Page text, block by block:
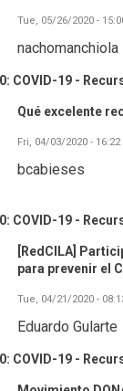
Tue, 05/26/2020 -
nachomanchiola
COVID-19 -
Qué excelente
Fri, 04/03/2020 - 16:22
bcabieses
COVID-19 -
[RedCILA]
para prevenir el
Tue, 04/21/2020 -
Eduardo Gularte
COVID-19 -